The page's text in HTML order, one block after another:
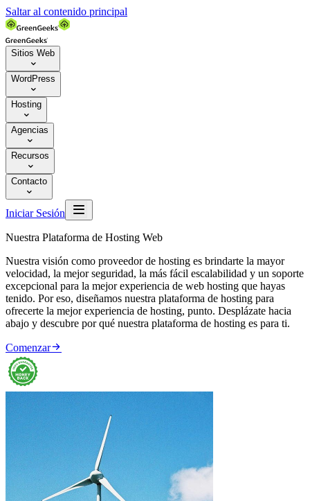
Saltar al contenido principal
Sitios Web

WordPress

Hosting

Agencias

Recursos

Contacto

Iniciar Sesión 
Nuestra Plataforma de Hosting Web
Nuestra visión como proveedor de hosting es brindarte la mayor
velocidad, la mejor seguridad, la más fácil escalabilidad y un soporte
excepcional para la mejor experiencia de web hosting que hayas
tenido. Por eso, diseñamos nuestra plataforma de hosting para
ofrecerte la mejor experiencia de hosting, punto. Desplázate hacia
abajo y descubre por qué nuestra plataforma de hosting es para ti.
Comenzar